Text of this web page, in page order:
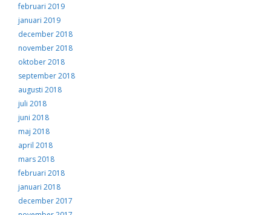
februari 2019
januari 2019
december 2018
november 2018
oktober 2018
september 2018
augusti 2018
juli 2018
juni 2018
maj 2018
april 2018
mars 2018
februari 2018
januari 2018
december 2017